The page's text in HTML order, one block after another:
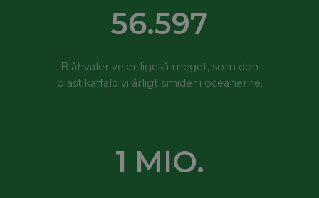
56.919
Blåhvaler vejer ligeså meget, som den
plastikaffald vi årligt smider i oceanerne.
1 MIO.